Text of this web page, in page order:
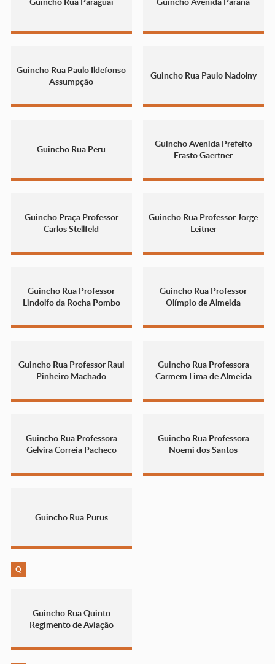
Guincho Rua Paulo Ildefonso
Assumpção
Guincho Rua Paulo Nadolny
Guincho Rua Peru
Guincho Avenida Prefeito
Erasto Gaertner
Guincho Praça Professor
Carlos Stellfeld
Guincho Rua Professor Jorge
Leitner
Guincho Rua Professor
Lindolfo da Rocha Pombo
Guincho Rua Professor
Olímpio de Almeida
Guincho Rua Professor Raul
Pinheiro Machado
Guincho Rua Professora
Carmem Lima de Almeida
Guincho Rua Professora
Gelvira Correia Pacheco
Guincho Rua Professora
Noemi dos Santos
Guincho Rua Purus
Q
Guincho Rua Quinto
Regimento de Aviação